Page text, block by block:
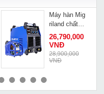
MUA NGAY
Máy hàn Mig
riland chất
lượng cao
NBC-500GF
26,790,000
VNĐ
28,900,000
VNĐ